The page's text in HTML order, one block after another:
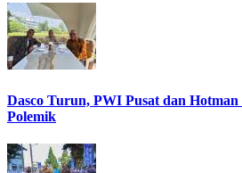
Dasco Turun, PWI Pusat dan
Polemik